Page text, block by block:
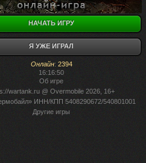
НАЧАТЬ ИГРУ
Я УЖЕ ИГРАЛ
Онлайн: 2394
16:16:50
Об игре
wartank.ru@ Overmobile 2026, 16+
ИНН/КПП 5408290672/540801001
Другие игры